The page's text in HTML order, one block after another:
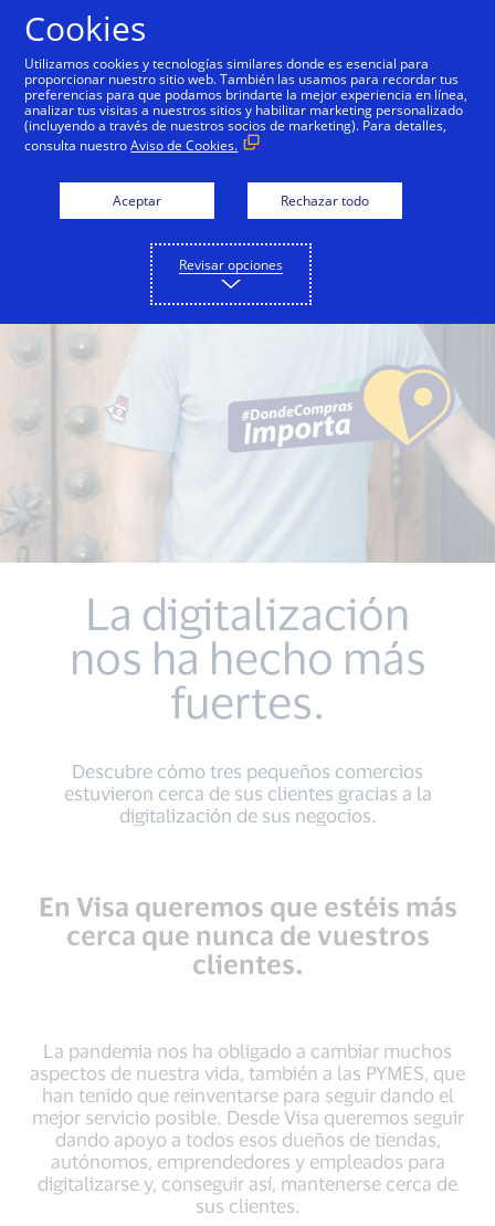
La digitalización
nos ha hecho más
fuertes.
Descubre cómo tres pequeños comercios
estuvieron cerca de sus clientes gracias a la
digitalización de sus negocios.
En Visa queremos que estéis más
cerca que nunca de vuestros
clientes.
La pandemia nos ha obligado a cambiar muchos
aspectos de nuestra vida, también a las PYMES, que
han tenido que reinventarse para seguir dando el
mejor servicio posible. Desde Visa queremos seguir
dando apoyo a todos esos dueños de tiendas,
autónomos, emprendedores y empleados para
digitalizarse y, conseguir así, mantenerse cerca de
sus clientes.
Cookies
Utilizamos cookies y tecnologías similares donde es esencial para
proporcionar nuestro sitio web. También las usamos para recordar tus
preferencias para que podamos brindarte la mejor experiencia en línea,
analizar tus visitas a nuestros sitios y habilitar marketing personalizado
(incluyendo a través de nuestros socios de marketing). Para detalles,
consulta nuestroAviso de Cookies.
Aceptar Rechazar todo
Revisar opciones